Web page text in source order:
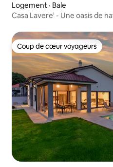
Logement · Bale
Casa Lavere' - Une oasis de
Coup de cœur voyageurs
Coup de cœur voyageurs